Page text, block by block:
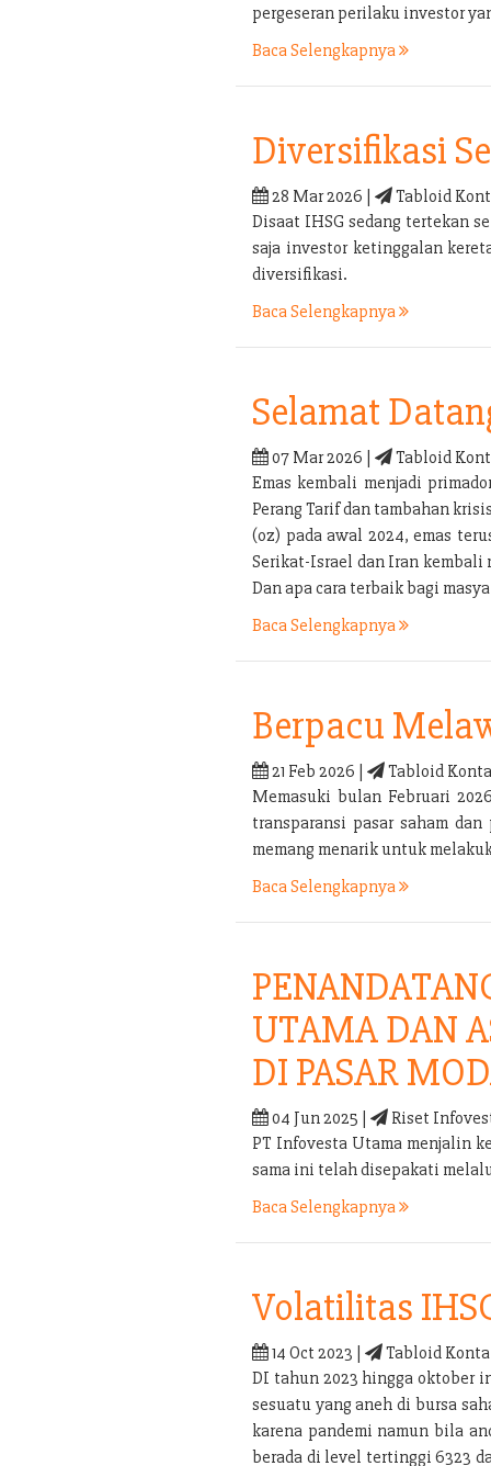
pergeseran perilaku investor
Baca Selengkapnya
Diversifikasi
28 Mar 2026 |
Tabloid
Disaat IHSG sedang tertekan
saja investor ketinggalan
diversifikasi.
Baca Selengkapnya
Selamat
07 Mar 2026 |
Tabloid
Emas kembali menjadi
Perang Tarif dan tambahan
(oz) pada awal 2024, emas
Serikat-Israel dan Iran kembali
Dan apa cara terbaik bagi
Baca Selengkapnya
Berpacu
21 Feb 2026 |
Tabloid
Memasuki bulan Februari
transparansi pasar saham
memang menarik untuk
Baca Selengkapnya
UTAMA DAN
DI PASAR
04 Jun 2025 |
Riset
PT Infovesta Utama menjalin
sama ini telah disepakati
Baca Selengkapnya
Volatilitas
14 Oct 2023 |
Tabloid
DI tahun 2023 hingga oktober
sesuatu yang aneh di bursa
karena pandemi namun bila
berada di level tertinggi 6323